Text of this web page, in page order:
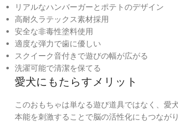
リアルなハンバーガーとポテトのデザイン
高耐久ラテックス素材採用
安全な非毒性塗料使用
適度な弾力で歯に優しい
スクイーク音付きで遊びの幅が広がる
洗濯可能で清潔を保てる
愛犬にもたらすメリット
このおもちゃは単なる遊び道具ではなく、愛
本能を刺激することで脳の活性化にもつながり